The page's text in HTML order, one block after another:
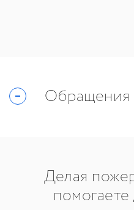
Обращения
Делая
помогаете